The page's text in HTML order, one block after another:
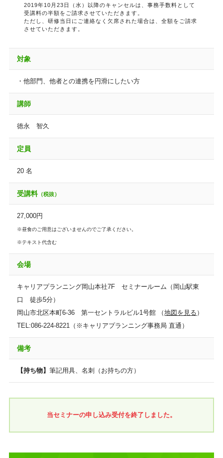
2019年10月23日（水）以降のキャンセルは、事務手数料として
受講料の半額をご請求させていただきます。
ただし、研修当日にご連絡なく欠席された場合は、全額をご請求
させていただきます。
対象
・他部門、他者との連携を円滑にしたい方
講師
徳永 智久
定員
20 名
受講料（税抜）
27,000円
※昼食のご用意はございませんのでご了承ください。
※テキスト代含む
会場
キャリアプランニング岡山本社7F セミナールーム（岡山駅東
口 徒歩5分）
岡山市北区本町6-36 第一セントラルビル1号館 （地図を見る ）
TEL:086-224-8221（※キャリアプランニング事務局 直通）
備考
【持ち物】筆記用具、名刺（お持ちの方）
当セミナーの申し込み受付を終了しました。